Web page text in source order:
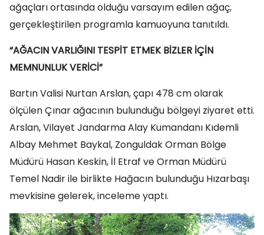
ağaçları ortasında olduğu varsayım edilen ağaç,
gerçekleştirilen programla kamuoyuna tanıtıldı.
“AĞACIN VARLIĞINI TESPİT ETMEK BİZLER İÇİN
MEMNUNLUK VERİCİ”
Bartın Valisi Nurtan Arslan, çapı 478 cm olarak
ölçülen Çınar ağacının bulunduğu bölgeyi ziyaret etti.
Arslan, Vilayet Jandarma Alay Kumandanı Kıdemli
Albay Mehmet Baykal, Zonguldak Orman Bölge
Müdürü Hasan Keskin, İl Etraf ve Orman Müdürü
Temel Nadir ile birlikte Hağacın bulunduğu Hızarbaşı
mevkisine gelerek, inceleme yaptı.